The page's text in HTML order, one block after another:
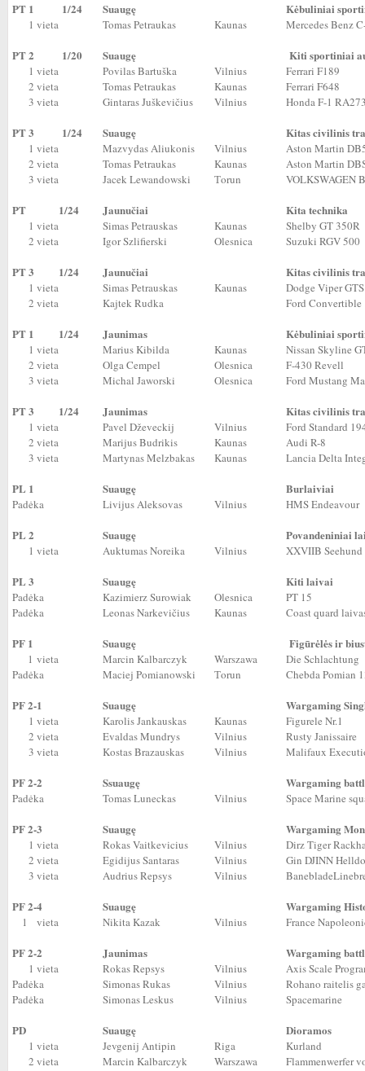
PT 1 1/24 Suaugę Kėbuliniai
1 vieta Tomas Petraukas Kaunas Mercedes Benz
PT 2 1/20 Suaugę Kiti sportiniai
1 vieta Povilas Bartuška Vilnius
Ferrari F189
2 vieta
Tomas Petraukas Kaunas
Ferrari F648
3 vieta
Gintaras Juškevičius Vilnius Honda F-1
PT 3 1/24 Suaugę Kitas civilinis
1 vieta Mazvydas Aliukonis Vilnius
Aston Martin
2 vieta
Tomas Petraukas Kaunas
Aston Martin
3 vieta
Jacek Lewandowski Тorun VOLKSWAGEN
PT 1/24 Jaunučiai Kita technika
1 vieta Simas Petrauskas Kaunas
Shelby GT 350R
2 vieta
Igor Szlifierski Olesnica Suzuki RGV 500
PT 3 1/24 Jaunučiai Kitas civilinis
1 vieta Simas Petrauskas Kaunas
Dodge Viper GTS
2 vieta
Kajtek Rudka Ford Convertible
PT 1 1/24 Jaunimas Kėbuliniai
1 vieta Marius Kibilda Kaunas
Nissan Skyline
2 vieta
Olga Cempel Olesnica
F-430 Revell
3 vieta
Michal Jaworski Olesnica Ford Mustang
PT 3 1/24 Jaunimas Kitas civilinis
1 vieta Pavel Dževeckij Vilnius
Ford Standard
2 vieta
Marijus Budrikis Kaunas
Audi R-8
3 vieta
Martynas Melzbakas Kaunas Lancia Delta
PL 1 Suaugę Burlaiviai
Padėka Livijus Aleksovas Vilnius HMS Endeavour
PL 2 Suaugę Povandeniniai
1 vieta Auktumas Noreika Vilnius XXVIIB Seehund
PL 3 Suaugę Kiti laivai
Padėka Kazimierz Surowiak Olesnica
PT 15
Padėka
Leonas Narkevičius Kaunas Coast quard
PF 1 Suaugę Figūrėlės ir
1 vieta Marcin Kalbarczyk Warszawa
Die Schlachtung
Padėka
Maciej Pomianowski Тorun Chebda Pomian
PF 2-1 Suaugę Wargaming
1 vieta Karolis Jankauskas Kaunas
Figurele Nr.1
2 vieta
Evaldas Mundrys Vilnius
Rusty Janissaire
3 vieta
Kostas Brazauskas Vilnius Malifaux
PF 2-2 Ssuaugę Wargaming
Padėka Tomas Luneckas Vilnius Space Marine
PF 2-3 Suaugę Wargaming
1 vieta Rokas Vaitkevicius Vilnius
Dirz Tiger
2 vieta
Egidijus Santaras Vilnius
Gin DJINN
3 vieta
Audrius Repsys Vilnius
PF 2-4 Suaugę Wargaming
1 vieta Nikita Kazak Vilnius France
PF 2-2 Jaunimas Wargaming
1 vieta Rokas Repsys Vilnius
Axis Scale
Padėka
Simonas Rukas Vilnius
Rohano raitelis
Padėka
Simonas Leskus Vilnius Spacemarine
PD Suaugę Dioramos
1 vieta Jevgenij Antipin Riga
Kurland
2 vieta
Marcin Kalbarczyk Warszawa
Flammenwerfer